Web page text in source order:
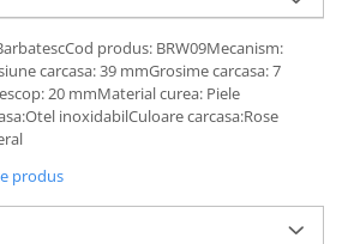
produs: BRW09Mecanism:
carcasa: 39 mmGrosime carcasa: 7
20 mmMaterial curea: Piele
inoxidabilCuloare carcasa:Rose
produs